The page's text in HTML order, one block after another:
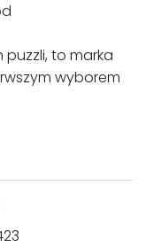
puzzli, to marka
wyborem